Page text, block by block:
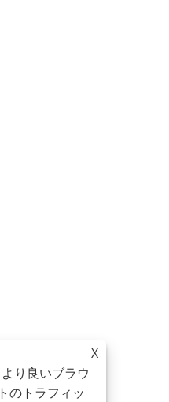
X
り良いブラウ
のトラフィッ